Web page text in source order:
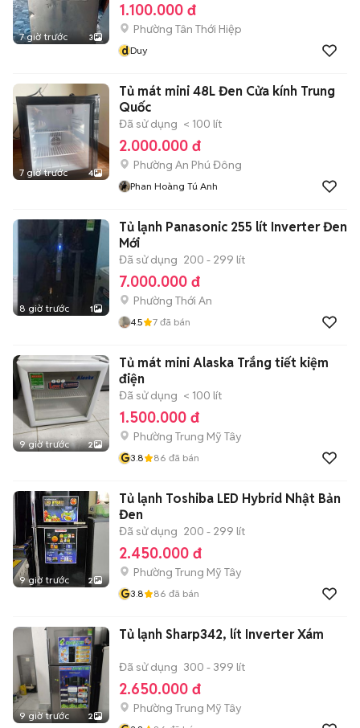
7 giờ trước 3
1.100.000 đ
Phường Tân Thới Hiệp
dDuy
7 giờ trước 4
Tủ mát mini 48L Đen Cửa kính Trung
Quốc
Đã sử dụng < 100 lít
2.000.000 đ
Phường An Phú Đông
Phan Hoàng Tú Anh
8 giờ trước 1
Tủ lạnh Panasonic 255 lít Inverter Đen
Mới
Đã sử dụng 200 - 299 lít
7.000.000 đ
Phường Thới An
4.5 7 đã bán
9 giờ trước 2
Tủ mát mini Alaska Trắng tiết kiệm
điện
Đã sử dụng < 100 lít
1.500.000 đ
Phường Trung Mỹ Tây
G3.8 86 đã bán
9 giờ trước 2
Tủ lạnh Toshiba LED Hybrid Nhật Bản
Đen
Đã sử dụng 200 - 299 lít
2.450.000 đ
Phường Trung Mỹ Tây
G3.8 86 đã bán
9 giờ trước 2
Tủ lạnh Sharp342, lít Inverter Xám
Đã sử dụng 300 - 399 lít
2.650.000 đ
Phường Trung Mỹ Tây